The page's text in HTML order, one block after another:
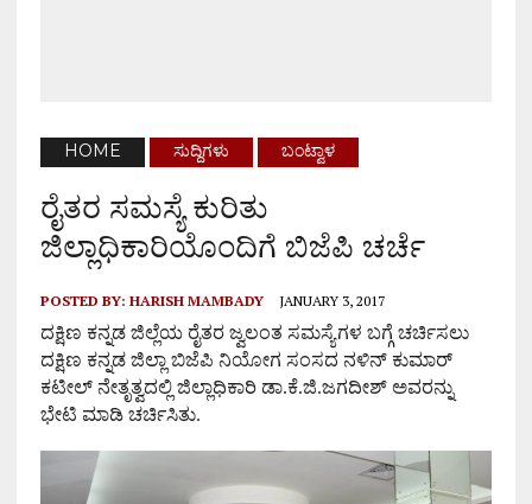
HOME ಸುದ್ದಿಗಳು ಬಂಟ್ವಾಳ
ರೈತರ ಸಮಸ್ಯೆ ಕುರಿತು
ಜಿಲ್ಲಾಧಿಕಾರಿಯೊಂದಿಗೆ ಬಿಜೆಪಿ ಚರ್ಚೆ
POSTED BY: HARISH MAMBADY JANUARY 3, 2017
ದಕ್ಷಿಣ ಕನ್ನಡ ಜಿಲ್ಲೆಯ ರೈತರ ಜ್ವಲಂತ ಸಮಸ್ಯೆಗಳ ಬಗ್ಗೆ ಚರ್ಚಿಸಲು
ದಕ್ಷಿಣ ಕನ್ನಡ ಜಿಲ್ಲಾ ಬಿಜೆಪಿ ನಿಯೋಗ ಸಂಸದ ನಳಿನ್ ಕುಮಾರ್
ಕಟೀಲ್ ನೇತೃತ್ವದಲ್ಲಿ ಜಿಲ್ಲಾಧಿಕಾರಿ ಡಾ.ಕೆ.ಜಿ.ಜಗದೀಶ್ ಅವರನ್ನು
ಭೇಟಿ ಮಾಡಿ ಚರ್ಚಿಸಿತು.